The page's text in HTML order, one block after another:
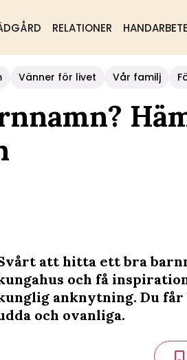
RELATIONER HANDARBETE
Vänner för livet Vår familj
att hitta ett bra
och få
anknytning. Du får
och ovanliga.